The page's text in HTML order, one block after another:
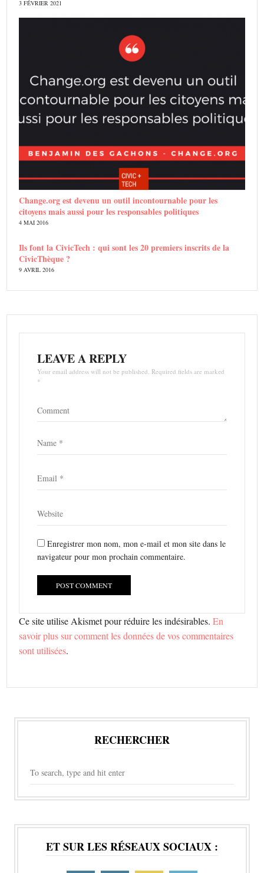
3 FÉVRIER 2021
Change.org est devenu un outil incontournable pour les
citoyens mais aussi pour les responsables politiques
4 MAI 2016
Ils font la CivicTech : qui sont les 20 premiers inscrits de la
CivicThèque ?
9 AVRIL 2016
LEAVE A REPLY
Your email address will not be published. Required fields are marked
*
Enregistrer mon nom, mon e-mail et mon site dans le
navigateur pour mon prochain commentaire.
Ce site utilise Akismet pour réduire les indésirables.En
savoir plus sur comment les données de vos commentaires
sont utilisées.
RECHERCHER
ET SUR LES RÉSEAUX SOCIAUX :